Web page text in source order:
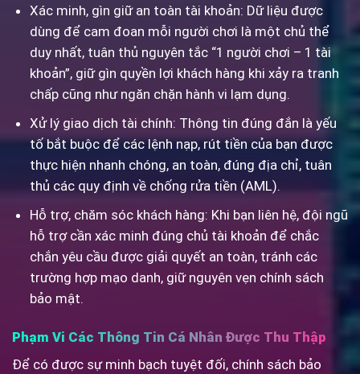
Xác minh, gìn giữ an toàn tài khoản: Dữ liệu được
dùng để cam đoan mỗi người chơi là một chủ thể
duy nhất, tuân thủ nguyên tắc “1 người chơi – 1 tài
khoản”, giữ gìn quyền lợi khách hàng khi xảy ra tranh
chấp cũng như ngăn chặn hành vi lạm dụng.
Xử lý giao dịch tài chính: Thông tin đúng đắn là yếu
tố bắt buộc để các lệnh nạp, rút tiền của bạn được
thực hiện nhanh chóng, an toàn, đúng địa chỉ, tuân
thủ các quy định về chống rửa tiền (AML).
Hỗ trợ, chăm sóc khách hàng: Khi bạn liên hệ, đội ngũ
hỗ trợ cần xác minh đúng chủ tài khoản để chắc
chắn yêu cầu được giải quyết an toàn, tránh các
trường hợp mạo danh, giữ nguyên vẹn chính sách
bảo mật.
Phạm Vi Các Thông Tin Cá Nhân Được Thu Thập
Để có được sự minh bạch tuyệt đối, chính sách bảo